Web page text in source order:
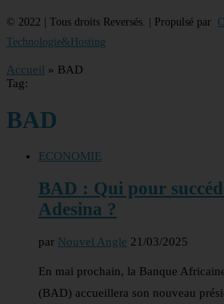
© 2022 | Tous droits Reversés. | Propulsé par
Technologie&Hosting
Accueil » BAD
Tag:
BAD
ECONOMIE
BAD : Qui pour
Adesina ?
par Nouvel Angle 21/03/2025
En mai prochain, la Banque
(BAD) accueillera son nouveau